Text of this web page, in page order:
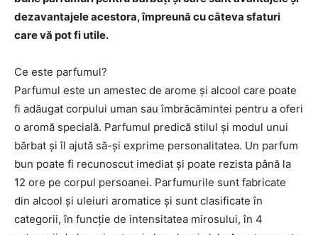
dezavantajele acestora, împreună cu câteva sfaturi
care vă pot fi utile.
Ce este parfumul?
Parfumul este un amestec de arome și alcool care poate
fi adăugat corpului uman sau îmbrăcămintei pentru a oferi
o aromă specială. Parfumul predică stilul și modul unui
bărbat și îl ajută să-și exprime personalitatea. Un parfum
bun poate fi recunoscut imediat și poate rezista până la
12 ore pe corpul persoanei. Parfumurile sunt fabricate
din alcool și uleiuri aromatice și sunt clasificate în
categorii, în funcție de intensitatea mirosului, în 4